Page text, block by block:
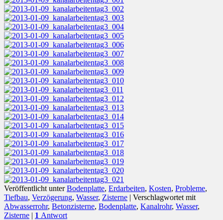
Veröffentlicht unter Bodenplatte, Erdarbeiten, Kosten, Probleme,
Tiefbau, Verzögerung, Wasser, Zisterne | Verschlagwortet mit
Abwasserrohr, Betonzisterne, Bodenplatte, Kanalrohr, Wasser,
Zisterne | 1 Antwort